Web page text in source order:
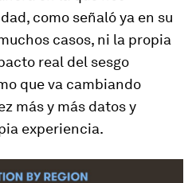
como señaló ya en su
casos, ni la propia
real del sesgo
que va cambiando
más y más datos y
experiencia.